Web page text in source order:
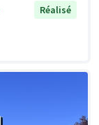
Réalisé